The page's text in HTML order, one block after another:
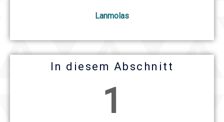
Lanmolas
In diesem Abschnitt
1